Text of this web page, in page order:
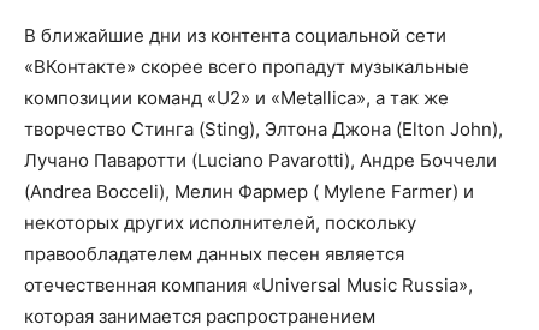
В ближайшие дни из контента социальной сети
«ВКонтакте» скорее всего пропадут музыкальные
композиции команд «U2» и «Metallica», а так же
творчество Стинга (Sting), Элтона Джона (Elton John),
Лучано Паваротти (Luciano Pavarotti), Андре Боччели
(Andrea Bocceli), Мелин Фармер ( Mylene Farmer) и
некоторых других исполнителей, поскольку
правообладателем данных песен является
отечественная компания «Universal Music Russia»,
которая занимается распространением